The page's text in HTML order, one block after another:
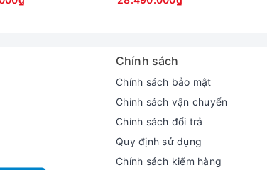
và trích xuất dữ liệu nhanh do đặc tính của loại ổ
bị linh hoạt như laptop hoặc máy tính bảng. Hơn
có thể sử dụng ngón tay hoặc bút stylus để tương
240Hz)
15.6inch FullHD 165Hz
Chính sách
Chính sách bảo mật
Chính sách vận chuyển
Chính sách đổi trả
Quy định sử dụng
Chính sách kiểm hàng